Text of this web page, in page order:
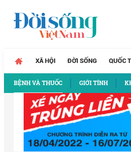
XÃ HỘI ĐỜI SỐNG QUỐC
BỆNH VÀ THUỐC GIỚI TÍNH